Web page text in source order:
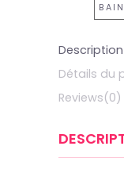
Description
Détails du
Reviews(0)